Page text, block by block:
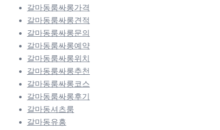
갈마동룸싸롱가격
갈마동룸싸롱견적
갈마동룸싸롱문의
갈마동룸싸롱예약
갈마동룸싸롱위치
갈마동룸싸롱추천
갈마동룸싸롱코스
갈마동룸싸롱후기
갈마동셔츠룸
갈마동유흥